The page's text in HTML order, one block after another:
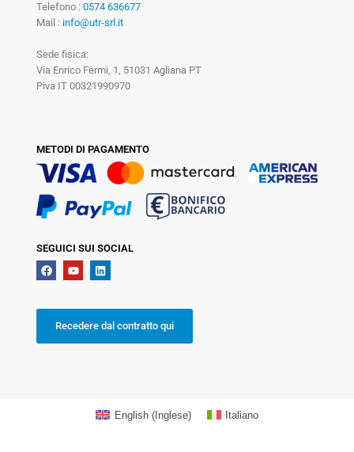
Telefono : 0574 636677
Mail : info@utr-srl.it
Sede fisica:
Via Enrico Fermi, 1, 51031 Agliana PT
Piva IT 00321990970
METODI DI PAGAMENTO
SEGUICI SUI SOCIAL
Recedere dal contratto qui
English(Inglese) Italiano